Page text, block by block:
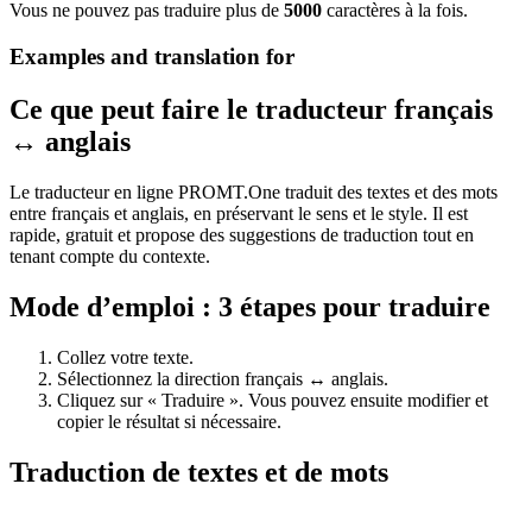
Vous ne pouvez pas traduire plus de 5000 caractères à la fois.
Examples and translation for
Ce que peut faire le traducteur français
↔ anglais
Le traducteur en ligne PROMT.One traduit des textes et des mots
entre français et anglais, en préservant le sens et le style. Il est
rapide, gratuit et propose des suggestions de traduction tout en
tenant compte du contexte.
Mode d’emploi : 3 étapes pour traduire
Collez votre texte.
Sélectionnez la direction français ↔ anglais.
Cliquez sur « Traduire ». Vous pouvez ensuite modifier et
copier le résultat si nécessaire.
Traduction de textes et de mots